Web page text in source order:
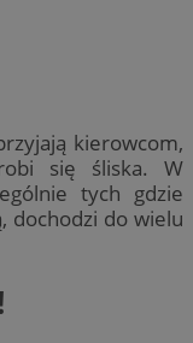
kierowcom,
się śliska. W
tych gdzie
dochodzi do wielu